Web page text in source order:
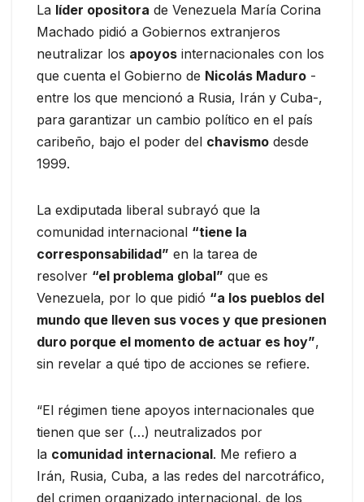
La líder opositora de Venezuela María Corina
Machado pidió a Gobiernos extranjeros
neutralizar los apoyos internacionales con los
que cuenta el Gobierno de Nicolás Maduro -
entre los que mencionó a Rusia, Irán y Cuba-,
para garantizar un cambio político en el país
caribeño, bajo el poder del chavismo desde
1999.
La exdiputada liberal subrayó que la
comunidad internacional “tiene la
corresponsabilidad” en la tarea de
resolver “el problema global” que es
Venezuela, por lo que pidió “a los pueblos del
mundo que lleven sus voces y que presionen
duro porque el momento de actuar es hoy”,
sin revelar a qué tipo de acciones se refiere.
“El régimen tiene apoyos internacionales que
tienen que ser (…) neutralizados por
la comunidad internacional. Me refiero a
Irán, Rusia, Cuba, a las redes del narcotráfico,
del crimen organizado internacional, de los